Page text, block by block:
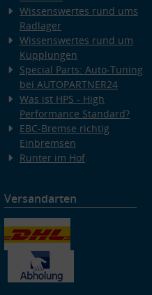
Wissenswertes rund ums
Radlager
Wissenswertes rund um
Kupplungen
Special Parts: Auto-Tuning
bei AUTOPARTNER24
Was ist HPS - High
Performance Standard?
EBC-Bremse richtig
Einbremsen
Runter im Hof
Versandarten